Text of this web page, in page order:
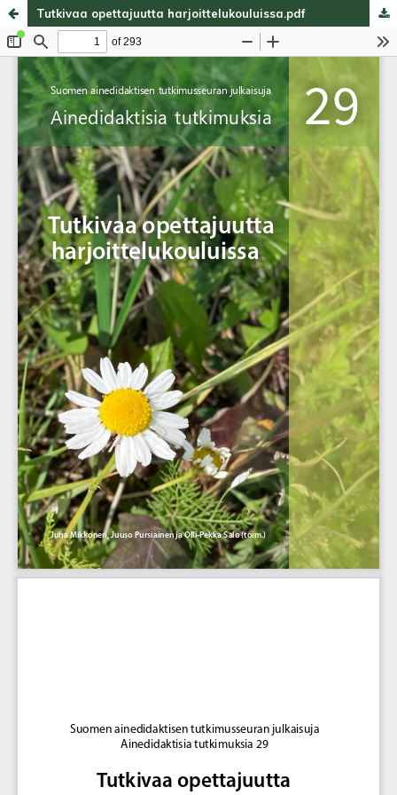
Tutkivaa opettajuutta harjoittelukouluissa.pdf